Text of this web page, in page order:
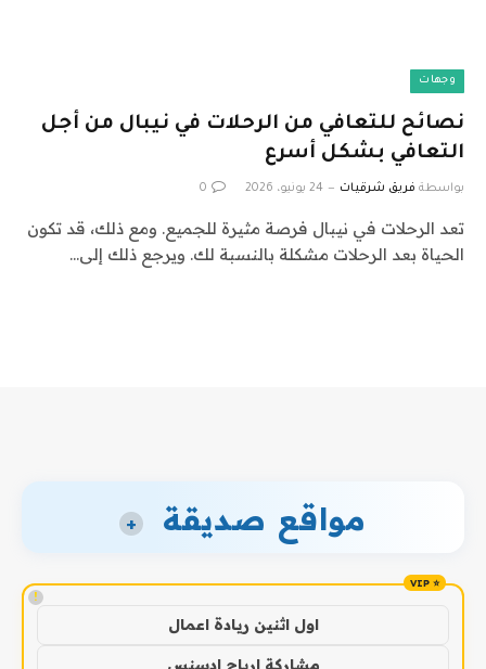
وجهات
نصائح للتعافي من الرحلات في نيبال من أجل
التعافي بشكل أسرع
بواسطة فريق شرقيات 24 يونيو، 2026 0
تعد الرحلات في نيبال فرصة مثيرة للجميع. ومع ذلك، قد تكون
الحياة بعد الرحلات مشكلة بالنسبة لك. ويرجع ذلك إلى…
مواقع صديقة +
!
اول اثنين ريادة اعمال
مشاركة ارباح ادسنس